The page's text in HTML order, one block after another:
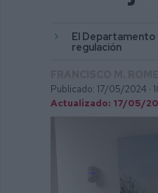
El Departamento
regulación
Publicado: 17/05/2024 ·
Actualizado: 17/05/